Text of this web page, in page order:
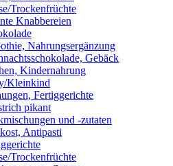
Trockenfrüchte
Knabbereien
Nahrungsergänzung
Gebäck
Kindernahrung
Kleinkind
Fertiggerichte
pikant
und -zutaten
Antipasti
Trockenfrüchte